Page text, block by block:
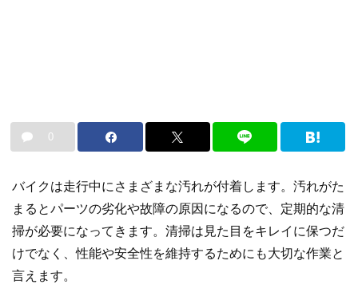
0
バイクは走行中にさまざまな汚れが付着します。汚れがた
まるとパーツの劣化や故障の原因になるので、定期的な清
掃が必要になってきます。清掃は見た目をキレイに保つだ
けでなく、性能や安全性を維持するためにも大切な作業と
言えます。